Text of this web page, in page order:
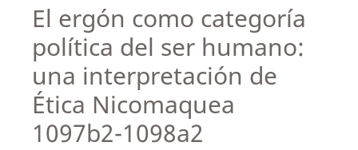
El ergón como categoría
política del ser humano:
una interpretación de
Ética Nicomaquea
1097b2-1098a2